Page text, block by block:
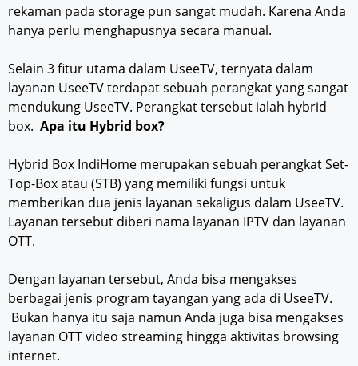
rekaman pada storage pun sangat mudah. Karena Anda
hanya perlu menghapusnya secara manual.
Selain 3 fitur utama dalam UseeTV, ternyata dalam
layanan UseeTV terdapat sebuah perangkat yang sangat
mendukung UseeTV. Perangkat tersebut ialah hybrid
box. Apa itu Hybrid box?
Hybrid Box IndiHome merupakan sebuah perangkat Set-
Top-Box atau (STB) yang memiliki fungsi untuk
memberikan dua jenis layanan sekaligus dalam UseeTV.
Layanan tersebut diberi nama layanan IPTV dan layanan
OTT.
Dengan layanan tersebut, Anda bisa mengakses
berbagai jenis program tayangan yang ada di UseeTV.
Bukan hanya itu saja namun Anda juga bisa mengakses
layanan OTT video streaming hingga aktivitas browsing
internet.